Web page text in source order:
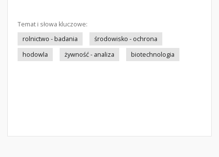
Temat i słowa kluczowe:
rolnictwo - badania
środowisko - ochrona
hodowla
żywność - analiza biotechnologia